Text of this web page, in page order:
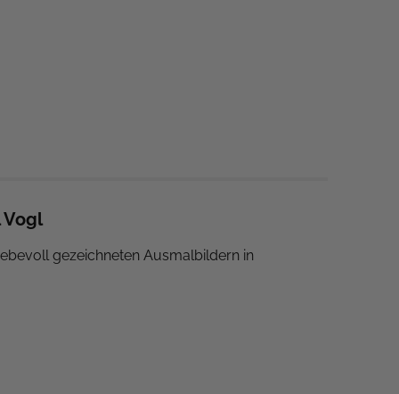
Vogl
gezeichneten Ausmalbildern in